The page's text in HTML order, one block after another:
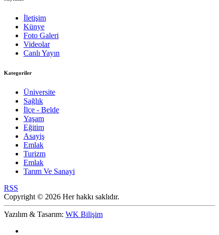
İletişim
Künye
Foto Galeri
Videolar
Canlı Yayın
Kategoriler
Üniversite
Sağlık
İlçe - Belde
Yaşam
Eğitim
Asayiş
Emlak
Turizm
Emlak
Tarım Ve Sanayi
RSS
Copyright © 2026 Her hakkı saklıdır.
Yazılım & Tasarım: WK Bilişim